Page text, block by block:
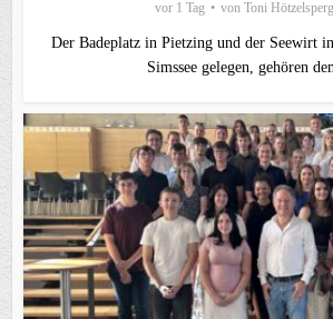
vor 1 Tag von Toni
Der Badeplatz in Pietzing und der Seewirt
Simssee gelegen, gehören